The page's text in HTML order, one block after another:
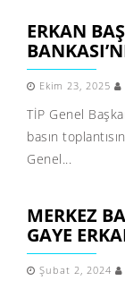
ERKAN
Ekim 23, 2025
TİP Genel
basın
Genel...
MERKEZ
GAYE
Şubat 2, 2024